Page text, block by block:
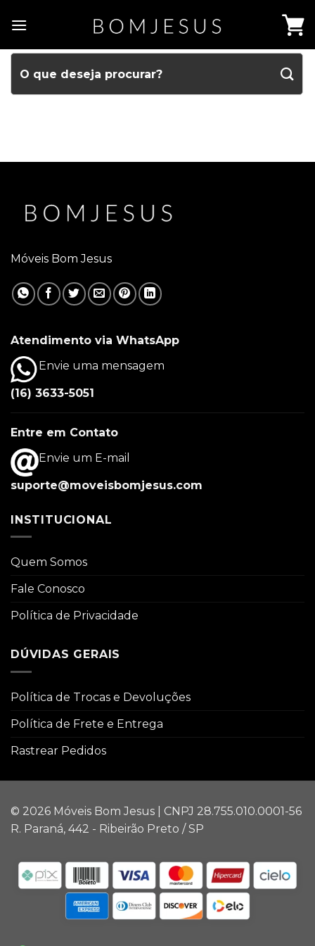
Móveis Bom Jesus
Atendimento via WhatsApp
Envie uma mensagem
(16) 3633-5051
Entre em Contato
Envie um E-mail
suporte@moveisbomjesus.com
INSTITUCIONAL
Quem Somos
Fale Conosco
Política de Privacidade
DÚVIDAS GERAIS
Política de Trocas e Devoluções
Política de Frete e Entrega
Rastrear Pedidos
© 2026 Móveis Bom Jesus | CNPJ 28.755.010.0001-56
R. Paraná, 442 - Ribeirão Preto / SP